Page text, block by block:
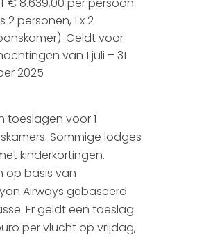
2 personen, 1 x 2
Geldt voor
van 1 juli – 31
2025
toeslagen voor 1
Sommige lodges
kinderkortingen.
op basis van
Airways gebaseerd
Er geldt een toeslag
per vlucht op vrijdag,